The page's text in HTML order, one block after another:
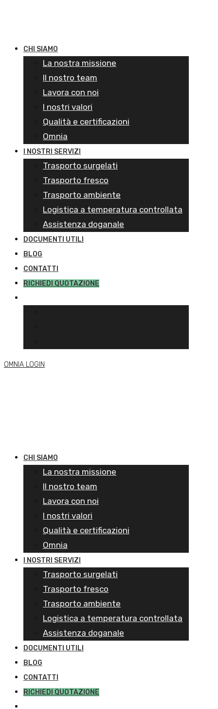
CHI SIAMO
La nostra missione
Il nostro team
Lavora con noi
I nostri valori
Qualità e certificazioni
Omnia
I NOSTRI SERVIZI
Trasporto surgelati
Trasporto fresco
Trasporto ambiente
Logistica a temperatura controllata
Assistenza doganale
DOCUMENTI UTILI
BLOG
CONTATTI
RICHIEDI QUOTAZIONE
OMNIA LOGIN
CHI SIAMO
La nostra missione
Il nostro team
Lavora con noi
I nostri valori
Qualità e certificazioni
Omnia
I NOSTRI SERVIZI
Trasporto surgelati
Trasporto fresco
Trasporto ambiente
Logistica a temperatura controllata
Assistenza doganale
DOCUMENTI UTILI
BLOG
CONTATTI
RICHIEDI QUOTAZIONE